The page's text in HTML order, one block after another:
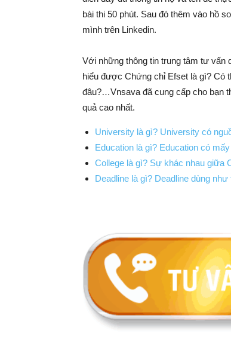
bài thi 50 phút. Sau đó thêm vào hồ
mình trên Linkedin.
Với những thông tin trung tâm tư vấn
hiểu được Chứng chỉ Efset là gì? Có
đâu?…Vnsava đã cung cấp cho bạn
quả cao nhất.
University là gì? University có
Education là gì? Education có
College là gì? Sự khác nhau giữa
Deadline là gì? Deadline dùng như